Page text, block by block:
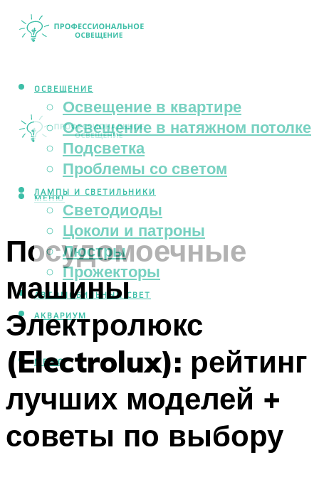
ОСВЕЩЕНИЕ
Освещение в квартире
Освещение в натяжном потолке
Подсветка
Проблемы со светом
ЛАМПЫ И СВЕТИЛЬНИКИ
Светодиоды
Цоколи и патроны
Люстры
Прожекторы
АВТОМОБИЛЬНЫЙ СВЕТ
АКВАРИУМ
МЕНЮ
МЕНЮ
Посудомоечные
машины
Электролюкс
(Electrolux): рейтинг
лучших моделей +
советы по выбору